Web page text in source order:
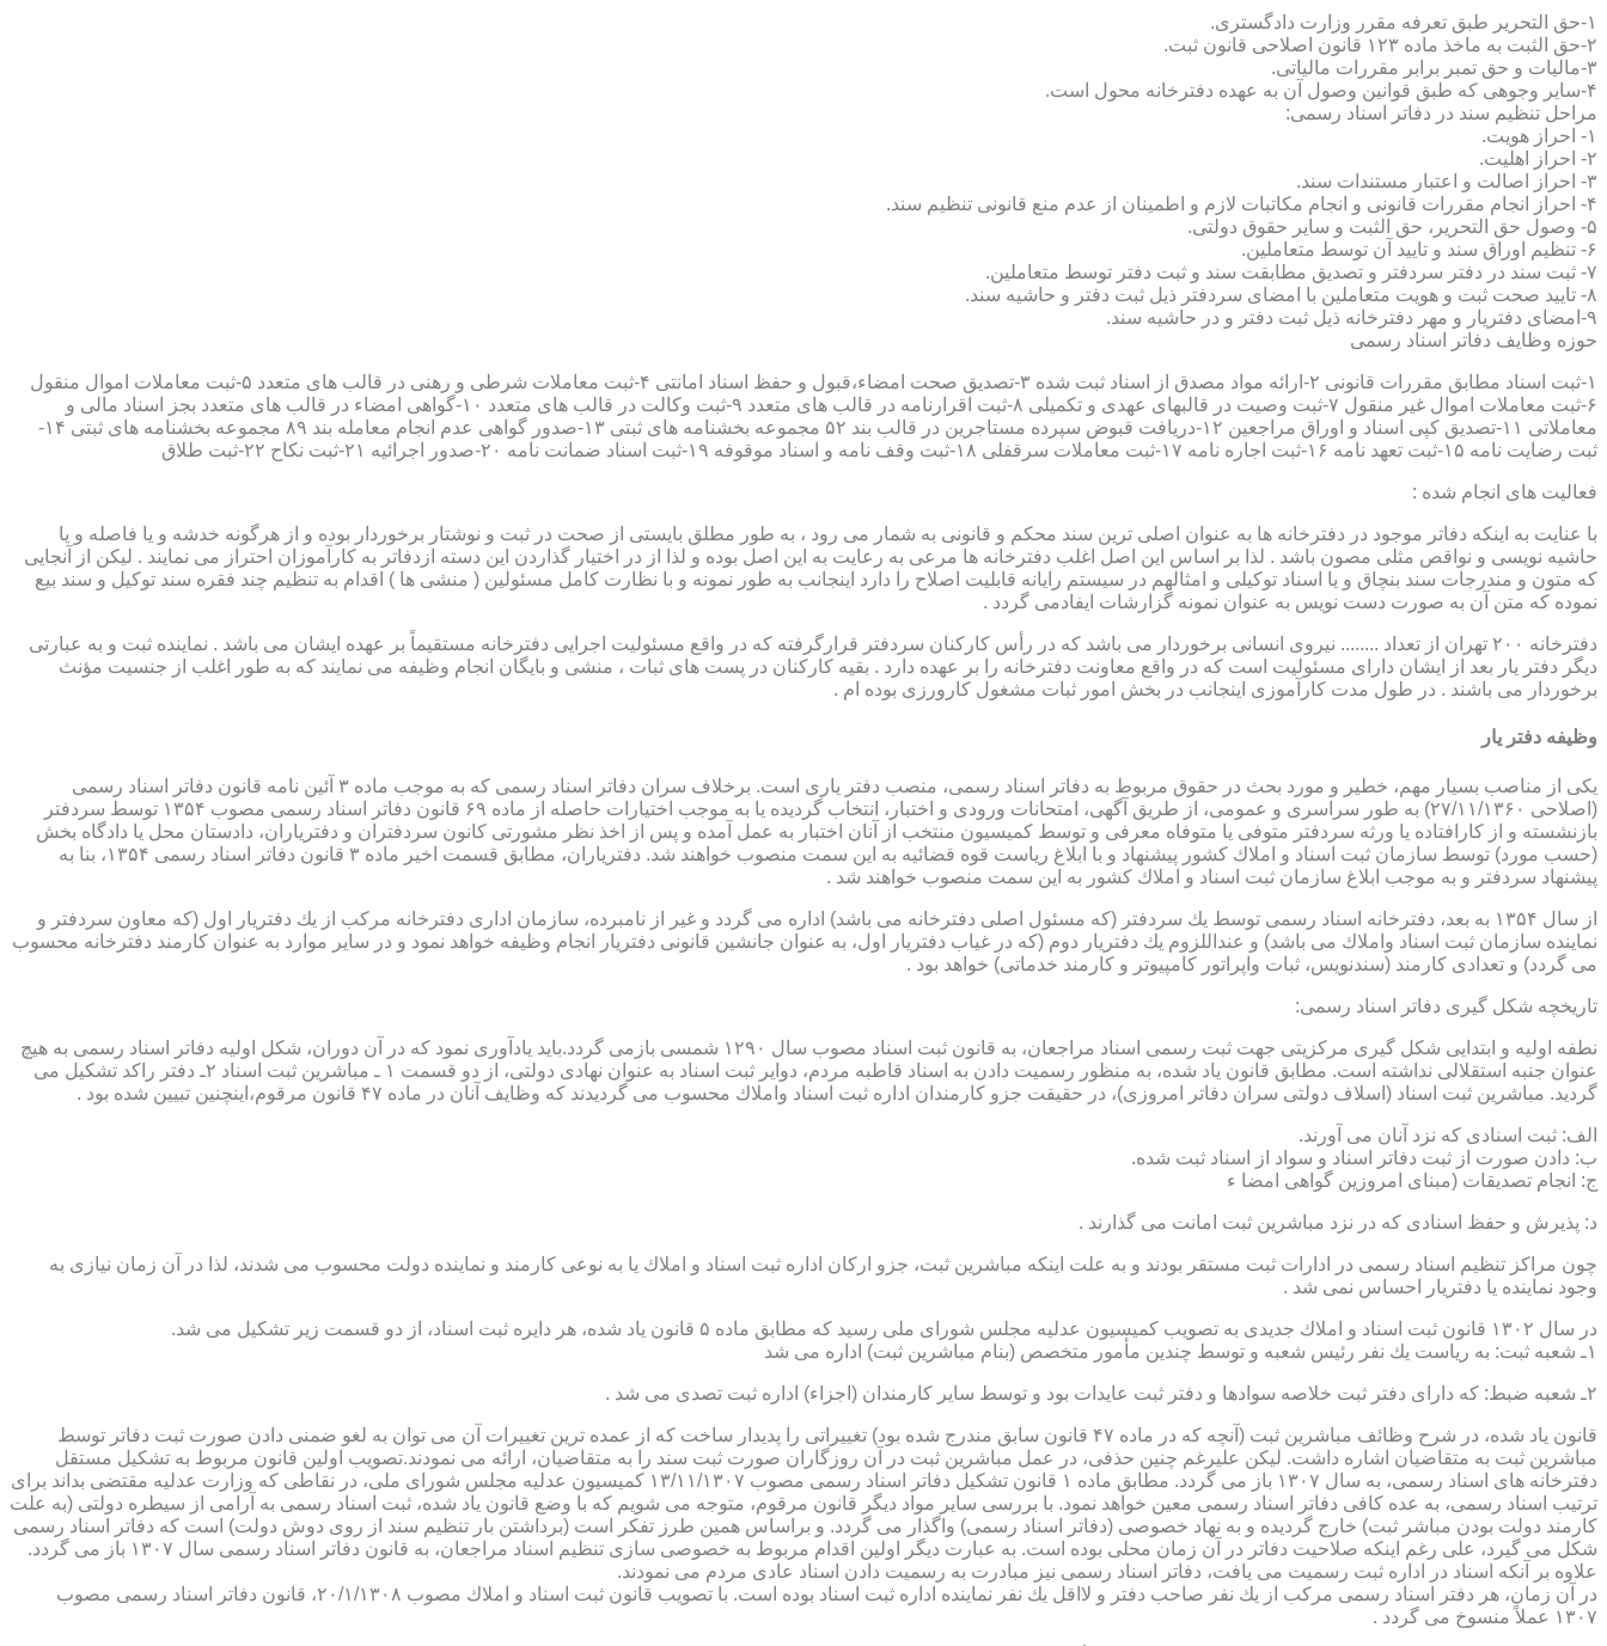
۱-حق التحریر طبق تعرفه مقرر وزارت دادگستری.
۲-حق الثبت به ماخذ ماده ۱۲۳ قانون اصلاحی قانون ثبت.
۳-مالیات و حق تمبر برابر مقررات مالیاتی.
۴-سایر وجوهی که طبق قوانین وصول آن به عهده دفترخانه محول است.
مراحل تنظیم سند در دفاتر اسناد رسمی:
۱- احراز هویت.
۲- احراز اهلیت.
۳- احراز اصالت و اعتبار مستندات سند.
۴- احراز انجام مقررات قانونی و انجام مکاتبات لازم و اطمینان از عدم منع قانونی تنظیم سند.
۵- وصول حق التحریر، حق الثبت و سایر حقوق دولتی.
۶- تنظیم اوراق سند و تایید آن توسط متعاملین.
۷- ثبت سند در دفتر سردفتر و تصدیق مطابقت سند و ثبت دفتر توسط متعاملین.
۸- تایید صحت ثبت و هویت متعاملین با امضای سردفتر ذیل ثبت دفتر و حاشیه سند.
۹-امضای دفتریار و مهر دفترخانه ذیل ثبت دفتر و در حاشیه سند.
حوزه وظایف دفاتر اسناد رسمی
۱-ثبت اسناد مطابق مقررات قانونی ۲-ارائه مواد مصدق از اسناد ثبت شده ۳-تصدیق صحت امضاء،قبول و حفظ اسناد امانتی ۴-ثبت معاملات شرطی و رهنی در قالب های متعدد ۵-ثبت معاملات اموال منقول
۶-ثبت معاملات اموال غیر منقول ۷-ثبت وصیت در قالبهای عهدی و تکمیلی ۸-ثبت اقرارنامه در قالب های متعدد ۹-ثبت وکالت در قالب های متعدد ۱۰-گواهی امضاء در قالب های متعدد بجز اسناد مالی و
معاملاتی ۱۱-تصدیق کپی اسناد و اوراق مراجعین ۱۲-دریافت قبوض سپرده مستاجرین در قالب بند ۵۲ مجموعه بخشنامه های ثبتی ۱۳-صدور گواهی عدم انجام معامله بند ۸۹ مجموعه بخشنامه های ثبتی ۱۴-
ثبت رضایت نامه ۱۵-ثبت تعهد نامه ۱۶-ثبت اجاره نامه ۱۷-ثبت معاملات سرقفلی ۱۸-ثبت وقف نامه و اسناد موقوفه ۱۹-ثبت اسناد ضمانت نامه ۲۰-صدور اجرائیه ۲۱-ثبت نکاح ۲۲-ثبت طلاق
فعالیت های انجام شده :
با عنایت به اینکه دفاتر موجود در دفترخانه ها به عنوان اصلی ترین سند محکم و قانونی به شمار می رود ، به طور مطلق بایستی از صحت در ثبت و نوشتار برخوردار بوده و از هرگونه خدشه و یا فاصله و یا
حاشیه نویسی و نواقص مثلی مصون باشد . لذا بر اساس این اصل اغلب دفترخانه ها مرعی به رعایت به این اصل بوده و لذا از در اختیار گذاردن این دسته ازدفاتر به کارآموزان احتراز می نمایند . لیکن از آنجایی
که متون و مندرجات سند بنچاق و یا اسناد توکیلی و امثالهم در سیستم رایانه قابلیت اصلاح را دارد اینجانب به طور نمونه و با نظارت کامل مسئولین ( منشی ها ) اقدام به تنظیم چند فقره سند توکیل و سند بیع
نموده که متن آن به صورت دست نویس به عنوان نمونه گزارشات ایفادمی گردد .
دفترخانه ۲۰۰ تهران از تعداد ........ نیروی انسانی برخوردار می باشد که در رأس کارکنان سردفتر قرارگرفته که در واقع مسئولیت اجرایی دفترخانه مستقیماً بر عهده ایشان می باشد . نماینده ثبت و به عبارتی
دیگر دفتر یار بعد از ایشان دارای مسئولیت است که در واقع معاونت دفترخانه را بر عهده دارد . بقیه کارکنان در پست های ثبات ، منشی و بایگان انجام وظیفه می نمایند که به طور اغلب از جنسیت مؤنث
برخوردار می باشند . در طول مدت کارآموزی اینجانب در بخش امور ثبات مشغول کارورزی بوده ام .
وظیفه دفتر یار
یكی از مناصب بسیار مهم، خطیر و مورد بحث در حقوق مربوط به دفاتر اسناد رسمی، منصب دفتر یاری است. برخلاف سران دفاتر اسناد رسمی كه به موجب ماده ۳ آئین نامه قانون دفاتر اسناد رسمی
(اصلاحی ۲۷/۱۱/۱۳۶۰) به طور سراسری و عمومی، از طریق آگهی، امتحانات ورودی و اختبار، انتخاب گردیده یا به موجب اختیارات حاصله از ماده ۶۹ قانون دفاتر اسناد رسمی مصوب ۱۳۵۴ توسط سردفتر
بازنشسته و از كارافتاده یا ورثه سردفتر متوفی یا متوفاه معرفی و توسط كمیسیون منتخب از آنان اختبار به عمل آمده و پس از اخذ نظر مشورتی كانون سردفتران و دفتریاران، دادستان محل یا دادگاه بخش
(حسب مورد) توسط سازمان ثبت اسناد و املاك كشور پیشنهاد و با ابلاغ ریاست قوه قضائیه به این سمت منصوب خواهند شد. دفتریاران، مطابق قسمت اخیر ماده ۳ قانون دفاتر اسناد رسمی ۱۳۵۴، بنا به
پیشنهاد سردفتر و به موجب ابلاغ سازمان ثبت اسناد و املاك كشور به این سمت منصوب خواهند شد .
از سال ۱۳۵۴ به بعد، دفترخانه اسناد رسمی توسط یك سردفتر (كه مسئول اصلی دفترخانه می باشد) اداره می گردد و غیر از نامبرده، سازمان اداری دفترخانه مركب از یك دفتریار اول (كه معاون سردفتر و
نماینده سازمان ثبت اسناد واملاك می باشد) و عنداللزوم یك دفتریار دوم (كه در غیاب دفتریار اول، به عنوان جانشین قانونی دفتریار انجام وظیفه خواهد نمود و در سایر موارد به عنوان كارمند دفترخانه محسوب
می گردد) و تعدادی كارمند (سندنویس، ثبات واپراتور كامپیوتر و كارمند خدماتی) خواهد بود .
تاریخچه شكل گیری دفاتر اسناد رسمی:
نطفه اولیه و ابتدایی شكل گیری مركزیتی جهت ثبت رسمی اسناد مراجعان، به قانون ثبت اسناد مصوب سال ۱۲۹۰ شمسی بازمی گردد.باید یادآوری نمود كه در آن دوران، شكل اولیه دفاتر اسناد رسمی به هیچ
عنوان جنبه استقلالی نداشته است. مطابق قانون یاد شده، به منظور رسمیت دادن به اسناد قاطبه مردم، دوایر ثبت اسناد به عنوان نهادی دولتی، از دو قسمت ۱ ـ مباشرین ثبت اسناد ۲ـ دفتر راكد تشكیل می
گردید. مباشرین ثبت اسناد (اسلاف دولتی سران دفاتر امروزی)، در حقیقت جزو كارمندان اداره ثبت اسناد واملاك محسوب می گردیدند كه وظایف آنان در ماده ۴۷ قانون مرقوم،اینچنین تبیین شده بود .
الف: ثبت اسنادی كه نزد آنان می آورند.
ب: دادن صورت از ثبت دفاتر اسناد و سواد از اسناد ثبت شده.
ج: انجام تصدیقات (مبنای امروزین گواهی امضا ء
د: پذیرش و حفظ اسنادی كه در نزد مباشرین ثبت امانت می گذارند .
چون مراكز تنظیم اسناد رسمی در ادارات ثبت مستقر بودند و به علت اینكه مباشرین ثبت، جزو اركان اداره ثبت اسناد و املاك یا به نوعی كارمند و نماینده دولت محسوب می شدند، لذا در آن زمان نیازی به
وجود نماینده یا دفتریار احساس نمی شد .
در سال ۱۳۰۲ قانون ثبت اسناد و املاك جدیدی به تصویب كمیسیون عدلیه مجلس شورای ملی رسید كه مطابق ماده ۵ قانون یاد شده، هر دایره ثبت اسناد، از دو قسمت زیر تشكیل می شد.
۱ـ شعبه ثبت: به ریاست یك نفر رئیس شعبه و توسط چندین مأمور متخصص (بنام مباشرین ثبت) اداره می شد
۲ـ شعبه ضبط: كه دارای دفتر ثبت خلاصه سوادها و دفتر ثبت عایدات بود و توسط سایر كارمندان (اجزاء) اداره ثبت تصدی می شد .
قانون یاد شده، در شرح وظائف مباشرین ثبت (آنچه كه در ماده ۴۷ قانون سابق مندرج شده بود) تغییراتی را پدیدار ساخت كه از عمده ترین تغییرات آن می توان به لغو ضمنی دادن صورت ثبت دفاتر توسط
مباشرین ثبت به متقاضیان اشاره داشت. لیكن علیرغم چنین حذفی، در عمل مباشرین ثبت در آن روزگاران صورت ثبت سند را به متقاضیان، ارائه می نمودند.تصویب اولین قانون مربوط به تشكیل مستقل
دفترخانه های اسناد رسمی، به سال ۱۳۰۷ باز می گردد. مطابق ماده ۱ قانون تشكیل دفاتر اسناد رسمی مصوب ۱۳/۱۱/۱۳۰۷ كمیسیون عدلیه مجلس شورای ملی، در نقاطی كه وزارت عدلیه مقتضی بداند برای
ترتیب اسناد رسمی، به عده كافی دفاتر اسناد رسمی معین خواهد نمود. با بررسی سایر مواد دیگر قانون مرقوم، متوجه می شویم كه با وضع قانون یاد شده، ثبت اسناد رسمی به آرامی از سیطره دولتی (به علت
كارمند دولت بودن مباشر ثبت) خارج گردیده و به نهاد خصوصی (دفاتر اسناد رسمی) واگذار می گردد. و براساس همین طرز تفكر است (برداشتن بار تنظیم سند از روی دوش دولت) است كه دفاتر اسناد رسمی
شكل می گیرد، علی رغم اینكه صلاحیت دفاتر در آن زمان محلی بوده است. به عبارت دیگر اولین اقدام مربوط به خصوصی سازی تنظیم اسناد مراجعان، به قانون دفاتر اسناد رسمی سال ۱۳۰۷ باز می گردد.
علاوه بر آنكه اسناد در اداره ثبت رسمیت می یافت، دفاتر اسناد رسمی نیز مبادرت به رسمیت دادن اسناد عادی مردم می نمودند.
در آن زمان، هر دفتر اسناد رسمی مركب از یك نفر صاحب دفتر و لااقل یك نفر نماینده اداره ثبت اسناد بوده است. با تصویب قانون ثبت اسناد و املاك مصوب ۲۰/۱/۱۳۰۸، قانون دفاتر اسناد رسمی مصوب
۱۳۰۷ عملاً منسوخ می گردد .